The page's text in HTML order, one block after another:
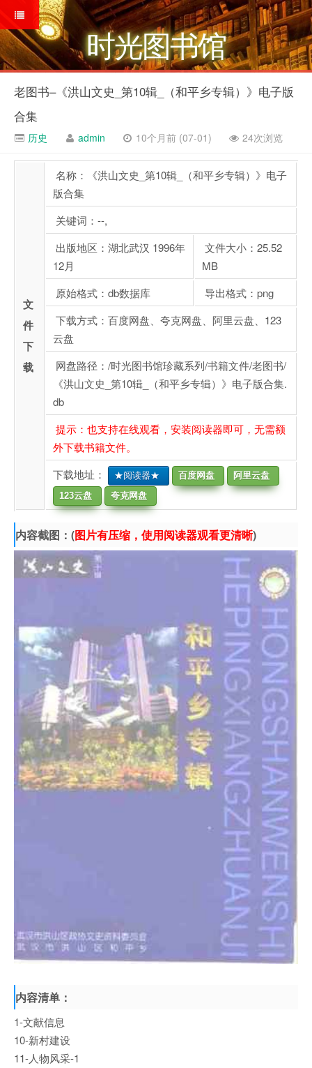
时光图书馆
老图书–《洪山文史_第10辑_（和平乡专辑）》电子版
合集
历史 admin 10个月前 (07-01) 24次浏览
文
件
下
载
名称：《洪山文史_第10辑_（和平乡专辑）》电子
版合集
关键词：--,
出版地区：湖北武汉 1996年
12月
文件大小：25.52
MB
原始格式：db数据库
导出格式：png
下载方式：百度网盘、夸克网盘、阿里云盘、123
云盘
网盘路径：/时光图书馆珍藏系列/书籍文件/老图书/
《洪山文史_第10辑_（和平乡专辑）》电子版合集.
db
提示：也支持在线观看，安装阅读器即可，无需额
外下载书籍文件。
下载地址：
★阅读器★ 百度网盘
阿里云盘
123云盘
夸克网盘
内容截图：(图片有压缩，使用阅读器观看更清晰)
内容清单：
1-文献信息
10-新村建设
11-人物风采-1